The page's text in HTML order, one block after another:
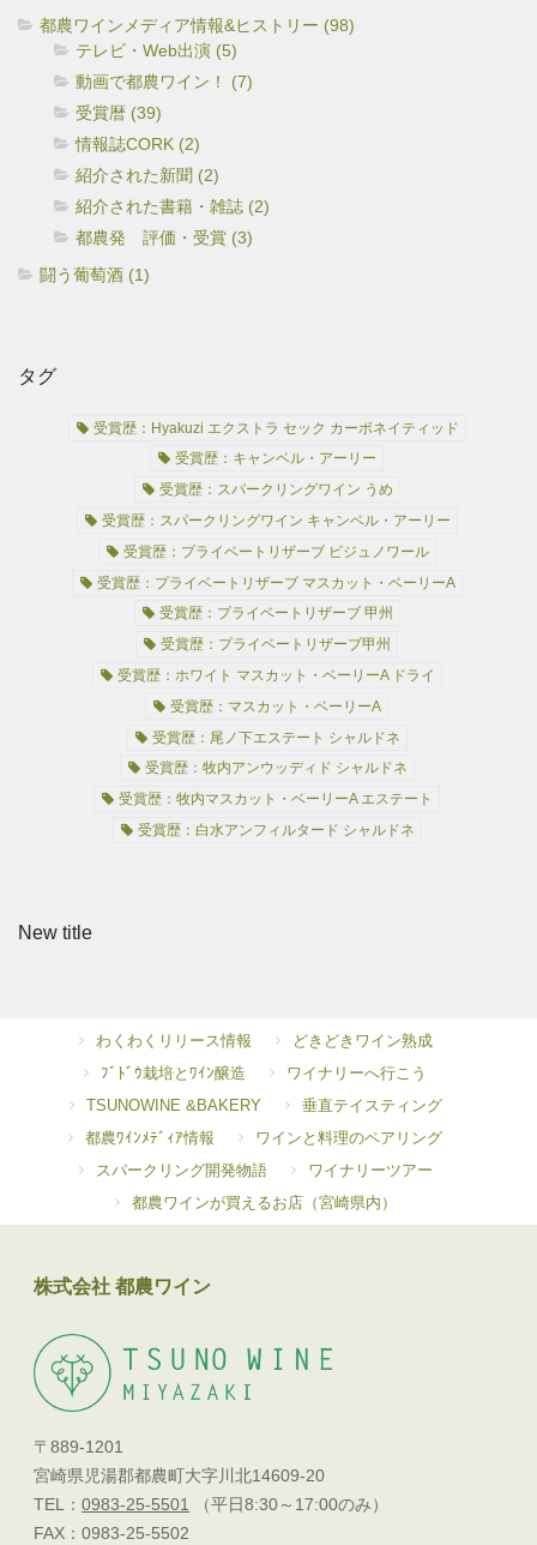
都農ワインメディア情報&ヒストリー (98)
テレビ・Web出演 (5)
動画で都農ワイン！ (7)
受賞暦 (39)
情報誌CORK (2)
紹介された新聞 (2)
紹介された書籍・雑誌 (2)
都農発 評価・受賞 (3)
闘う葡萄酒 (1)
タグ
受賞歴：Hyakuzi エクストラ セック カーボネイティッド
受賞歴：キャンベル・アーリー
受賞歴：スパークリングワイン うめ
受賞歴：スパークリングワイン キャンベル・アーリー
受賞歴：プライベートリザーブ ビジュノワール
受賞歴：プライベートリザーブ マスカット・ベーリーA
受賞歴：プライベートリザーブ 甲州
受賞歴：プライベートリザーブ甲州
受賞歴：ホワイト マスカット・ベーリーA ドライ
受賞歴：マスカット・ベーリーA
受賞歴：尾ノ下エステート シャルドネ
受賞歴：牧内アンウッディド シャルドネ
受賞歴：牧内マスカット・ベーリーA エステート
受賞歴：白水アンフィルタード シャルドネ
New title
わくわくリリース情報
どきどきワイン熟成
ﾌﾞﾄﾞｳ栽培とﾜｲﾝ醸造
ワイナリーへ行こう
TSUNOWINE &BAKERY
垂直テイスティング
都農ﾜｲﾝﾒﾃﾞｨｱ情報
ワインと料理のペアリング
スパークリング開発物語
ワイナリーツアー
都農ワインが買えるお店（宮崎県内）
株式会社 都農ワイン
〒889-1201
宮崎県児湯郡都農町大字川北14609-20
TEL：0983-25-5501
（平日8:30～17:00のみ）
FAX：0983-25-5502